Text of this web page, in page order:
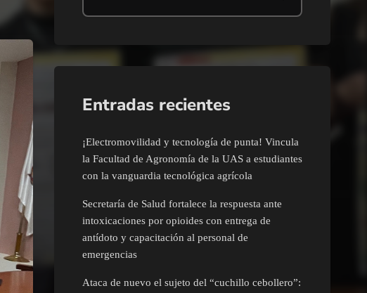
Entradas recientes
¡Electromovilidad y tecnología de punta! Vincula
la Facultad de Agronomía de la UAS a estudiantes
con la vanguardia tecnológica agrícola
Secretaría de Salud fortalece la respuesta ante
intoxicaciones por opioides con entrega de
antídoto y capacitación al personal de
emergencias
Ataca de nuevo el sujeto del “cuchillo cebollero”: